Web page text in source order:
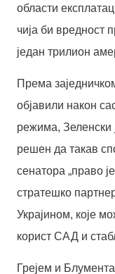
области
чија би вредност
један трилион
Према
објавили након
режима,
решен да такав
сенатора „право
стратешко
Украјином, које
корист САД и
Грејем и